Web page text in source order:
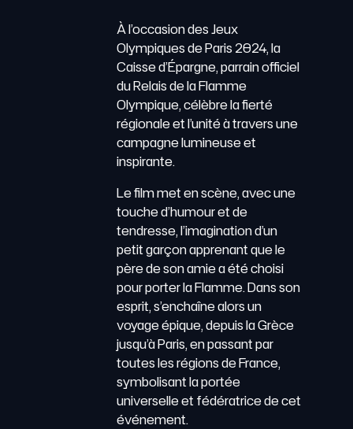
À l’occasion des Jeux
Olympiques de Paris 2024, la
Caisse d’Épargne, parrain officiel
du Relais de la Flamme
Olympique, célèbre la fierté
régionale et l’unité à travers une
campagne lumineuse et
inspirante.
Le film met en scène, avec une
touche d’humour et de
tendresse, l’imagination d’un
petit garçon apprenant que le
père de son amie a été choisi
pour porter la Flamme. Dans son
esprit, s’enchaîne alors un
voyage épique, depuis la Grèce
jusqu’à Paris, en passant par
toutes les régions de France,
symbolisant la portée
universelle et fédératrice de cet
événement.